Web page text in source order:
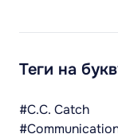
Теги на
#C.C. Catch